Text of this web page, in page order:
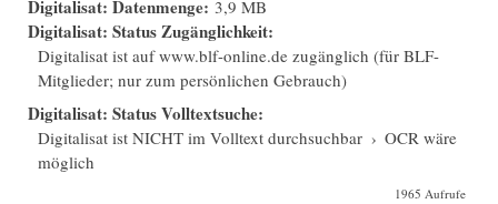
Digitalisat: Datenmenge: 3,9 MB
Digitalisat: Status Zugänglichkeit:
Digitalisat ist auf www.blf-online.de zugänglich (für BLF-
Mitglieder; nur zum persönlichen Gebrauch)
Digitalisat: Status Volltextsuche:
Digitalisat ist NICHT im Volltext durchsuchbar › OCR wäre
möglich
1965 Aufrufe